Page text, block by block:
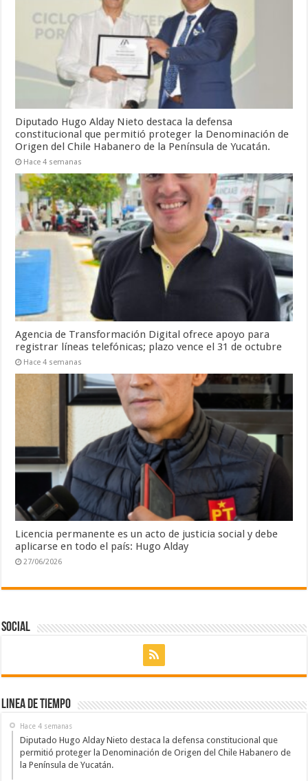
Diputado Hugo Alday Nieto destaca la defensa
constitucional que permitió proteger la Denominación de
Origen del Chile Habanero de la Península de Yucatán.
Hace 4 semanas
Agencia de Transformación Digital ofrece apoyo para
registrar líneas telefónicas; plazo vence el 31 de octubre
Hace 4 semanas
Licencia permanente es un acto de justicia social y debe
aplicarse en todo el país: Hugo Alday
27/06/2026
Social
Linea de Tiempo
Hace 4 semanas
Diputado Hugo Alday Nieto destaca la defensa constitucional que
permitió proteger la Denominación de Origen del Chile Habanero de
la Península de Yucatán.